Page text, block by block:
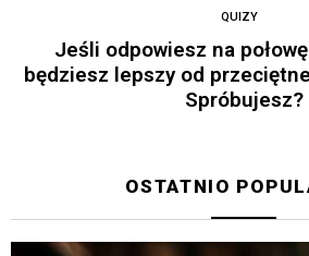
QUIZY
Jeśli odpowiesz na
będziesz lepszy od
Spróbujesz?
OSTATNIO